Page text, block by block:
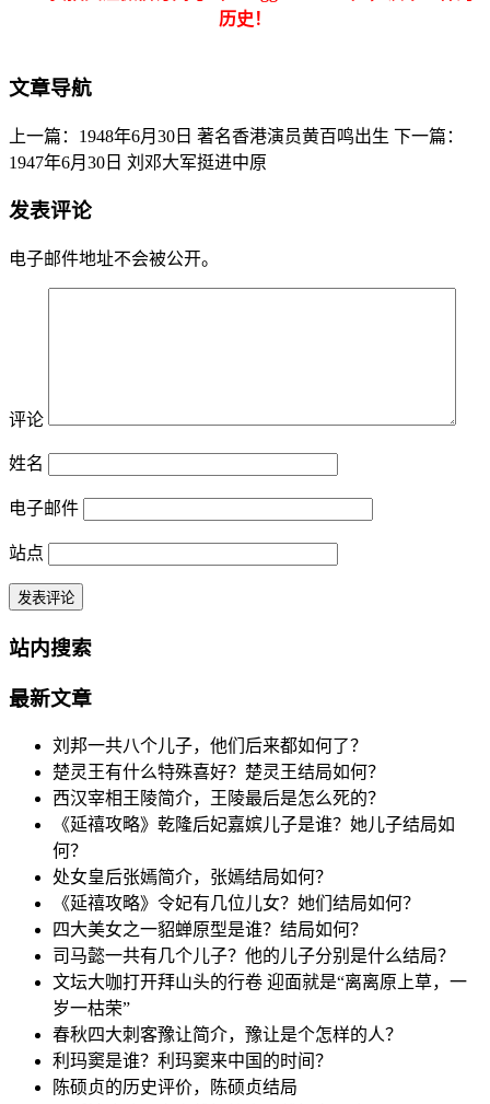
历史！
文章导航
上一篇：1948年6月30日 著名香港演员黄百鸣出生 下一篇：
1947年6月30日 刘邓大军挺进中原
发表评论
电子邮件地址不会被公开。
评论
姓名
电子邮件
站点
站内搜索
最新文章
刘邦一共八个儿子，他们后来都如何了？
楚灵王有什么特殊喜好？楚灵王结局如何？
西汉宰相王陵简介，王陵最后是怎么死的？
《延禧攻略》乾隆后妃嘉嫔儿子是谁？她儿子结局如
何？
处女皇后张嫣简介，张嫣结局如何？
《延禧攻略》令妃有几位儿女？她们结局如何？
四大美女之一貂蝉原型是谁？结局如何？
司马懿一共有几个儿子？他的儿子分别是什么结局？
文坛大咖打开拜山头的行卷 迎面就是“离离原上草，一
岁一枯荣”
春秋四大刺客豫让简介，豫让是个怎样的人？
利玛窦是谁？利玛窦来中国的时间？
陈硕贞的历史评价，陈硕贞结局